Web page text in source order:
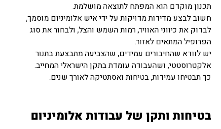
תכנון מוקדם הוא המפתח לתוצאה מושלמת.
חשוב לבצע מדידות מדויקות על ידי איש אלומיניום מוסמך,
לבדוק את כיווני האוויר, רמות השמש והצל, ולבחור את סוג
הפרופיל המתאים לאזור.
יש לוודא שהחיבורים עמידים, שהצביעה מתבצעת בתנור
אלקטרוסטטי, ושהעבודה עומדת בתקן הישראלי המחייב.
כך תבטיחו עמידות, בטיחות ואסתטיקה לאורך שנים.
בטיחות ותקן של עבודות אלומיניום